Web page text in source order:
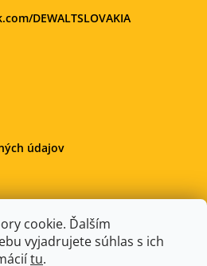
cookie. Ďalším
vyjadrujete súhlas s ich
tu.
DEWALTSLOVAKIA
údajov